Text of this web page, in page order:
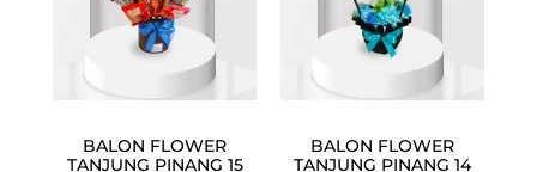
BALON FLOWER
TANJUNG PINANG 15
BALON FLOWER
TANJUNG PINANG 14